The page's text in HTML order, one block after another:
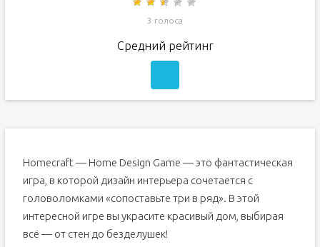
3 голоса
Средний рейтинг
Homecraft — Home Design Game — это фантастическая
игра, в которой дизайн интерьера сочетается с
головоломками «сопоставьте три в ряд». В этой
интересной игре вы украсите красивый дом, выбирая
всё — от стен до безделушек!